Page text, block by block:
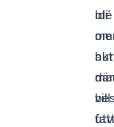
idé
om
hur
vill
bli
där